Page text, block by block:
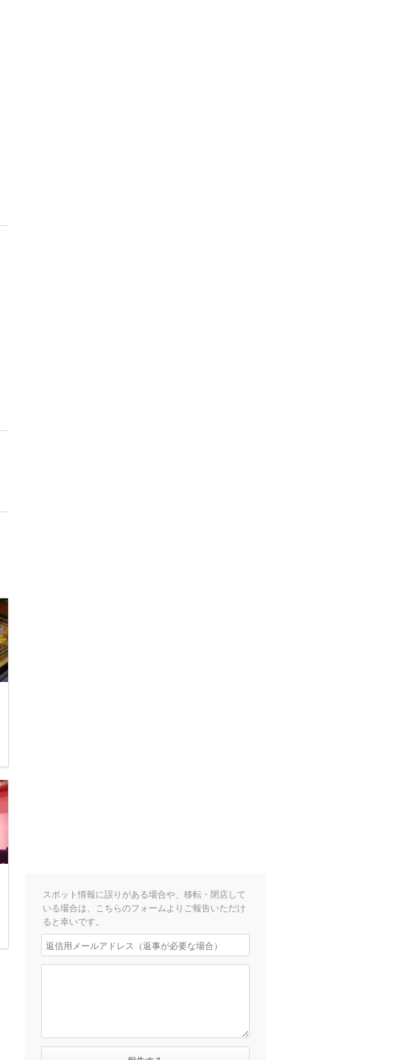
スポット情報に誤りがある場合や、移転・閉店して
いる場合は、こちらのフォームよりご報告いただけ
ると幸いです。